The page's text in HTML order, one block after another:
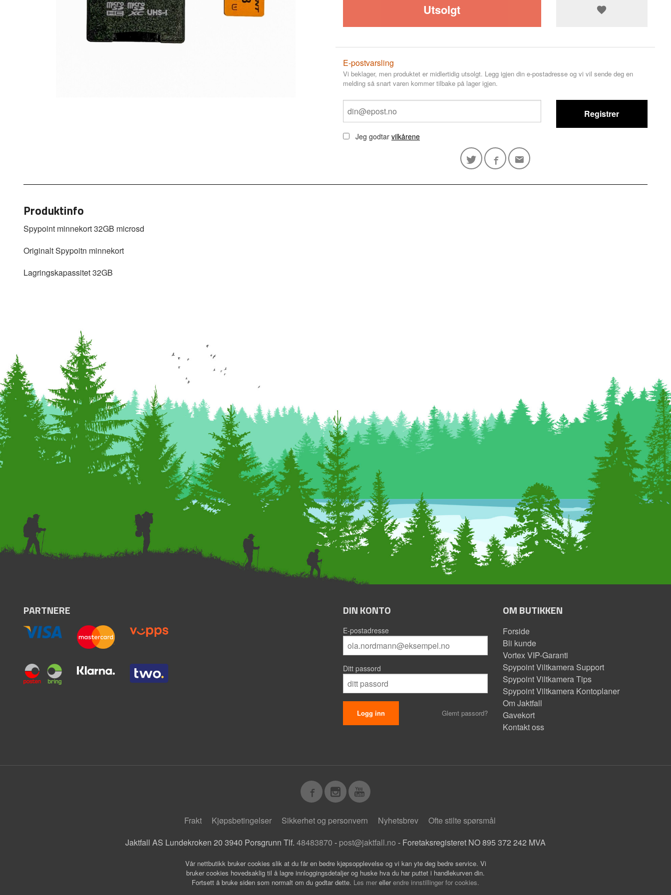
Utsolgt
E-postvarsling
Vi beklager, men produktet er midlertidig utsolgt. Legg igjen din e-postadresse og vi vil sende deg en
melding så snart varen kommer tilbake på lager igjen.
Jeg godtar vilkårene
Registrer
Produktinfo
Spypoint minnekort 32GB microsd
Originalt Spypoitn minnekort
Lagringskapassitet 32GB
PARTNERE DIN KONTO
E-postadresse
Ditt passord
Glemt passord?
OM BUTIKKEN
Forside
Bli kunde
Vortex VIP-Garanti
Spypoint Viltkamera Support
Spypoint Viltkamera Tips
Spypoint Viltkamera Kontoplaner
Om Jaktfall
Gavekort
Kontakt oss
Frakt Kjøpsbetingelser Sikkerhet og personvern Nyhetsbrev
Ofte stilte spørsmål
Jaktfall AS Lundekroken 20 3940 Porsgrunn Tlf. 48483870 - post@jaktfall.no - Foretaksregisteret NO 895 372 242 MVA
Vår nettbutikk bruker cookies slik at du får en bedre kjøpsopplevelse og vi kan yte deg bedre service. Vi
bruker cookies hovedsaklig til å lagre innloggingsdetaljer og huske hva du har puttet i handlekurven din.
Fortsett å bruke siden som normalt om du godtar dette. Les mer ellerendre innstillinger for cookies.